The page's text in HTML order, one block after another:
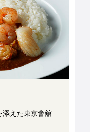
添えた東京會舘